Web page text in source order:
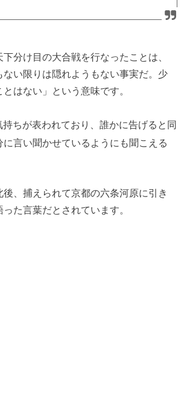
下分け目の大合戦を行なったことは、
ない限りは隠れようもない事実だ。少
はない」という意味です。
持ちが表われており、誰かに告げると同
に言い聞かせているようにも聞こえる
、捕えられて京都の六条河原に引き
た言葉だとされています。